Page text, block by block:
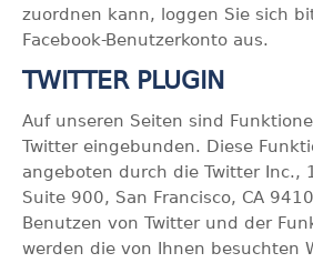
zuordnen kann, loggen Sie sich
Facebook-Benutzerkonto aus.
TWITTER PLUGIN
Auf unseren Seiten sind
Twitter eingebunden. Diese
angeboten durch die Twitter Inc.,
Suite 900, San Francisco, CA
Benutzen von Twitter und der
werden die von Ihnen besuchten